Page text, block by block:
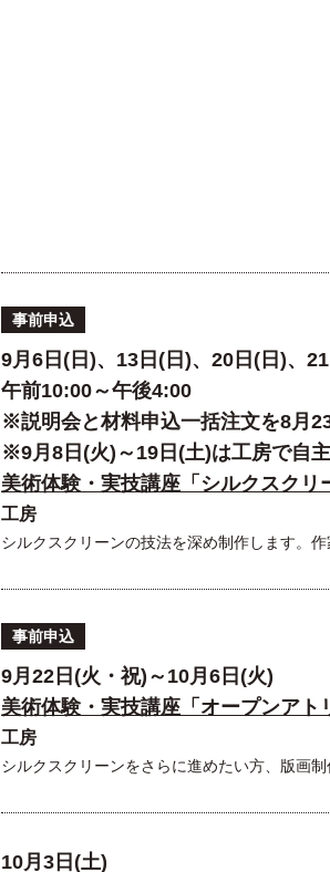
事前申込
9月6日(日)、13日(日)、20日(日)、
午前10:00～午後4:00
※説明会と材料申込一括注文を8月
※9月8日(火)～19日(土)は工房で自
美術体験・実技講座「シルクスクリ
工房
シルクスクリーンの技法を深め制作します。
事前申込
9月22日(火・祝)～10月6日(火)
美術体験・実技講座「オープンアト
工房
シルクスクリーンをさらに進めたい方、版画
10月3日(土)